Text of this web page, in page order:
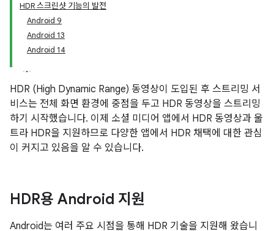
HDR 스크린샷 기능의 발전
Android 9
Android 13
Android 14
HDR (High Dynamic Range) 동영상이 도입된 후 스트리밍 서
비스는 전체 화면 환경에 중점을 두고 HDR 동영상을 스트리밍
하기 시작했습니다. 이제 소셜 미디어 앱에서 HDR 동영상과 울
트라 HDR을 지원하므로 다양한 앱에서 HDR 채택에 대한 관심
이 커지고 있음을 알 수 있습니다.
HDR용 Android 지원
Android는 여러 주요 시점을 통해 HDR 기술을 지원해 왔습니